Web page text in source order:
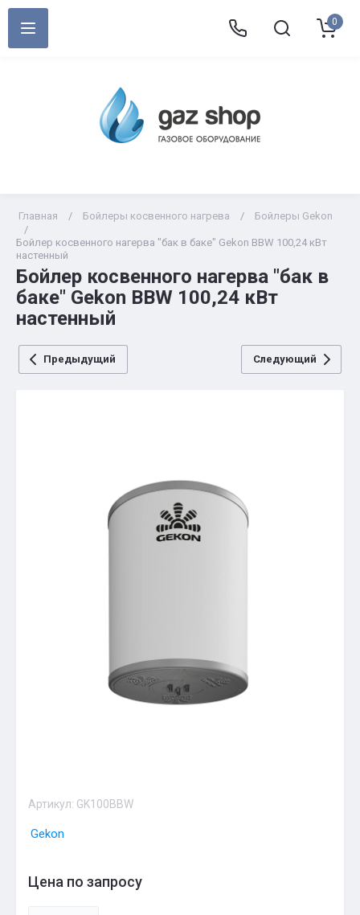
0
Главная / Бойлеры косвенного нагрева /
Бойлеры Gekon
/
Бойлер косвенного нагерва "бак в баке" Gekon BBW 100,24 кВт
настенный
Бойлер косвенного нагерва "бак в
баке" Gekon BBW 100,24 кВт
настенный
Предыдущий Следующий
Артикул: GK100BBW
Gekon
Цена по запросу